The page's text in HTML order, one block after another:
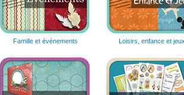
Famille et événements Loisirs, enfance et jeux